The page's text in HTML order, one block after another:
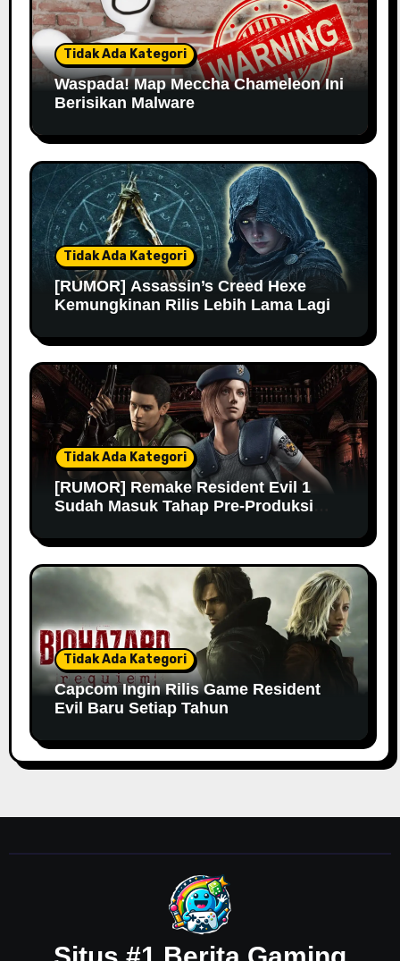
Tidak Ada Kategori
Waspada! Map Meccha Chameleon Ini
Berisikan Malware
Tidak Ada Kategori
[RUMOR] Assassin’s Creed Hexe
Kemungkinan Rilis Lebih Lama Lagi
Tidak Ada Kategori
[RUMOR] Remake Resident Evil 1
Sudah Masuk Tahap Pre-Produksi
Tidak Ada Kategori
Capcom Ingin Rilis Game Resident
Evil Baru Setiap Tahun